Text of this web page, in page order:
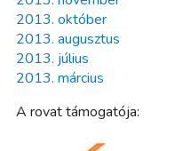
2013. október
2013. augusztus
2013. július
2013. március
A rovat támogatója: